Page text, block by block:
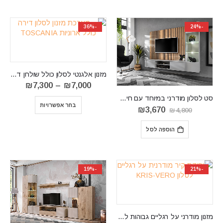
-24%
‏סט לסלון מודרני במיוחד עם חיפוי קיר XARI-L
₪4,800
המחיר
המקורי
היה:
₪4,800.
₪3,670
הוספה לסל
-36%
מזנון אלגנטי לסלון כולל שולחן דגם TOSCANIA
₪7,000
–
₪7,300
בחר אפשרויות
-21%
מזנון מודרני על רגליים גבוהות לסלון KRIS-VERO
-19%